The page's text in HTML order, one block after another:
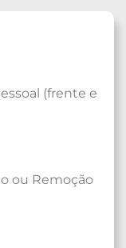
(frente e
ou Remoção